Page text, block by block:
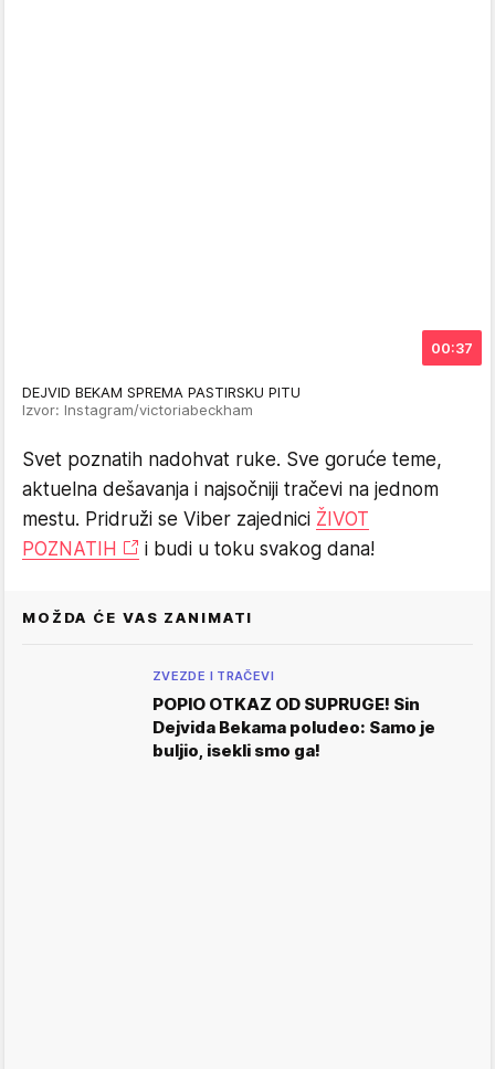
00:37
DEJVID BEKAM SPREMA PASTIRSKU PITU
Izvor: Instagram/victoriabeckham
Svet poznatih nadohvat ruke. Sve goruće teme,
aktuelna dešavanja i najsočniji tračevi na jednom
mestu. Pridruži se Viber zajednici ŽIVOT
POZNATIH
i budi u toku svakog dana!
MOŽDA ĆE VAS ZANIMATI
ZVEZDE I TRAČEVI
POPIO OTKAZ OD SUPRUGE! Sin
Dejvida Bekama poludeo: Samo je
buljio, isekli smo ga!